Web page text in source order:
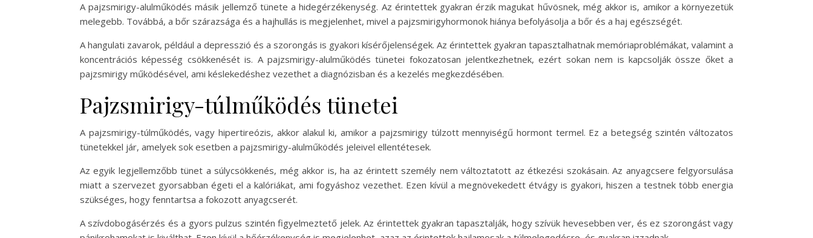
A pajzsmirigy-alulműködés másik jellemző tünete a hidegérzékenység. Az érintettek gyakran érzik magukat hűvösnek, még akkor is, amikor a környezetük
melegebb. Továbbá, a bőr szárazsága és a hajhullás is megjelenhet, mivel a pajzsmirigyhormonok hiánya befolyásolja a bőr és a haj egészségét.
A hangulati zavarok, például a depresszió és a szorongás is gyakori kísérőjelenségek. Az érintettek gyakran tapasztalhatnak memóriaproblémákat, valamint a
koncentrációs képesség csökkenését is. A pajzsmirigy-alulműködés tünetei fokozatosan jelentkezhetnek, ezért sokan nem is kapcsolják össze őket a
pajzsmirigy működésével, ami késlekedéshez vezethet a diagnózisban és a kezelés megkezdésében.
Pajzsmirigy-túlműködés tünetei
A pajzsmirigy-túlműködés, vagy hipertireózis, akkor alakul ki, amikor a pajzsmirigy túlzott mennyiségű hormont termel. Ez a betegség szintén változatos
tünetekkel jár, amelyek sok esetben a pajzsmirigy-alulműködés jeleivel ellentétesek.
Az egyik legjellemzőbb tünet a súlycsökkenés, még akkor is, ha az érintett személy nem változtatott az étkezési szokásain. Az anyagcsere felgyorsulása
miatt a szervezet gyorsabban égeti el a kalóriákat, ami fogyáshoz vezethet. Ezen kívül a megnövekedett étvágy is gyakori, hiszen a testnek több energia
szükséges, hogy fenntartsa a fokozott anyagcserét.
A szívdobogásérzés és a gyors pulzus szintén figyelmeztető jelek. Az érintettek gyakran tapasztalják, hogy szívük hevesebben ver, és ez szorongást vagy